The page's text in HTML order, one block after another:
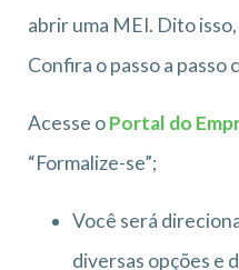
abrir uma MEI. Dito
Confira o passo a passo
Acesse oPortal do
“Formalize-se”;
Você será
diversas opções e